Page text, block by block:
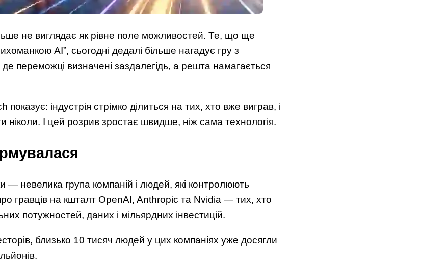
не виглядає як рівне поле можливостей. Те, що ще
AI”, сьогодні дедалі більше нагадує гру з
переможці визначені заздалегідь, а решта намагається
показує: індустрія стрімко ділиться на тих, хто вже виграв, і
ніколи. І цей розрив зростає швидше, ніж сама технологія.
— невелика група компаній і людей, які контролюють
гравців на кшталт OpenAI, Anthropic та Nvidia — тих, хто
потужностей, даних і мільярдних інвестицій.
близько 10 тисяч людей у цих компаніях уже досягли